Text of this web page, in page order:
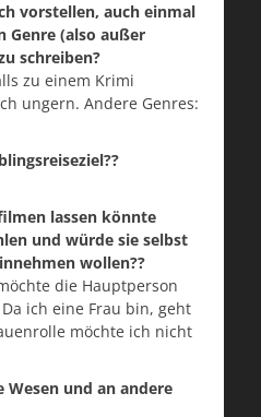
vorstellen, auch einmal
Genre (also außer
schreiben?
zu einem Krimi
ungern. Andere Genres:
lassen könnte
und würde sie selbst
wollen??
die Hauptperson
ich eine Frau bin, geht
möchte ich nicht
Wesen und an andere